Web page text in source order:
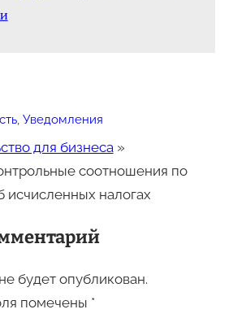
, Уведомления
для бизнеса»
соотношения по
налогах
будет опубликован.
помечены *